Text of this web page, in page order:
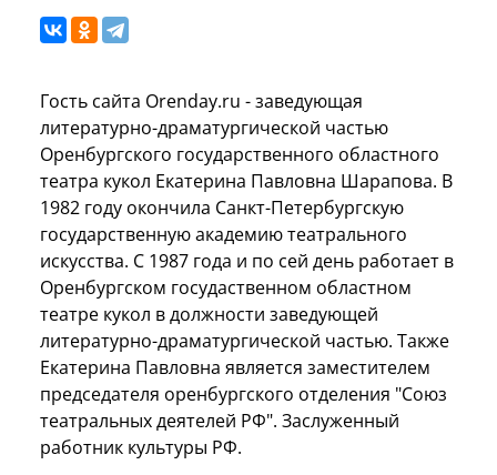
Гость сайта Orenday.ru - заведующая
литературно-драматургической частью
Оренбургского государственного областного
театра кукол Екатерина Павловна Шарапова. В
1982 году окончила Санкт-Петербургскую
государственную академию театрального
искусства. С 1987 года и по сей день работает в
Оренбургском госудаственном областном
театре кукол в должности заведующей
литературно-драматургической частью. Также
Екатерина Павловна является заместителем
председателя оренбургского отделения "Союз
театральных деятелей РФ". Заслуженный
работник культуры РФ.